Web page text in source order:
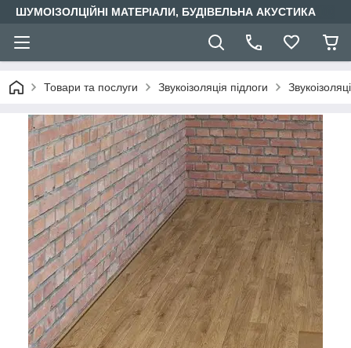
ШУМОІЗОЛЦІЙНІ МАТЕРІАЛИ, БУДІВЕЛЬНА АКУСТИКА
Товари та послуги Звукоізоляція підлоги